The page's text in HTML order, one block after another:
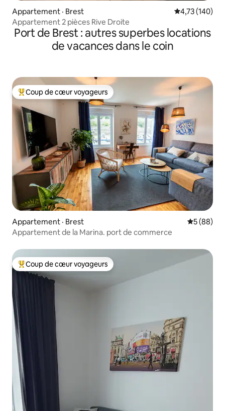
Appartement · Brest Note
4,73 (140)
Appartement 2 pièces Rive Droite
Port de Brest : autres superbes locations
de vacances dans le coin
Coup de cœur voyageurs parmi les plus aimés
Coup de cœur voyageurs
Appartement · Brest Note
5 (88)
Appartement de la Marina. port de commerce
Coup de cœur voyageurs parmi les plus aimés
Coup de cœur voyageurs